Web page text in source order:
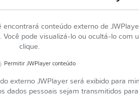
encontrará conteúdo externo de
pode visualizá-lo ou ocultá-lo com
clique.
Permitir JWPlayerconteúdo
externo JWPlayerserá exibido para
dados pessoais sejam transmitidos para